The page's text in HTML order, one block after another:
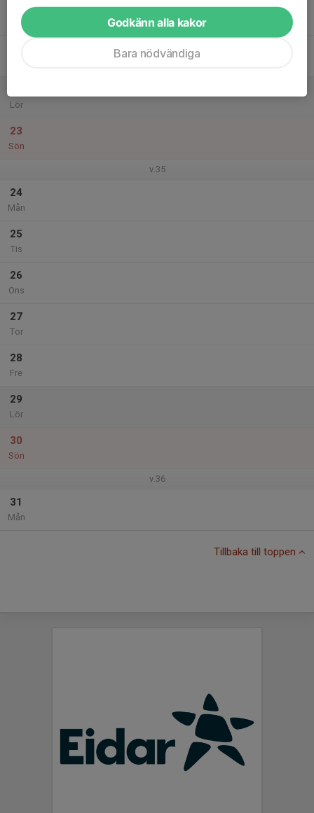
Tor
Lör
23
Sön
v.35
24
Mån
25
Tis
26
Ons
27
Tor
28
Fre
29
Lör
30
Sön
v.36
31
Mån
Tillbaka till toppen
Godkänn alla kakor
Bara nödvändiga